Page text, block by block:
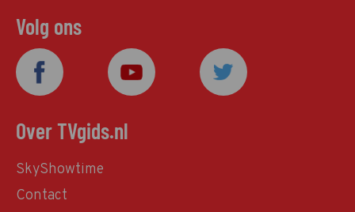
Volg ons
Over TVgids.nl
SkyShowtime
Contact